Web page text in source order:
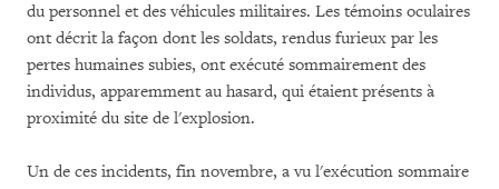
du personnel et des véhicules militaires. Les témoins oculaires
ont décrit la façon dont les soldats, rendus furieux par les
pertes humaines subies, ont exécuté sommairement des
individus, apparemment au hasard, qui étaient présents à
proximité du site de l'explosion.
Un de ces incidents, fin novembre, a vu l'exécution sommaire